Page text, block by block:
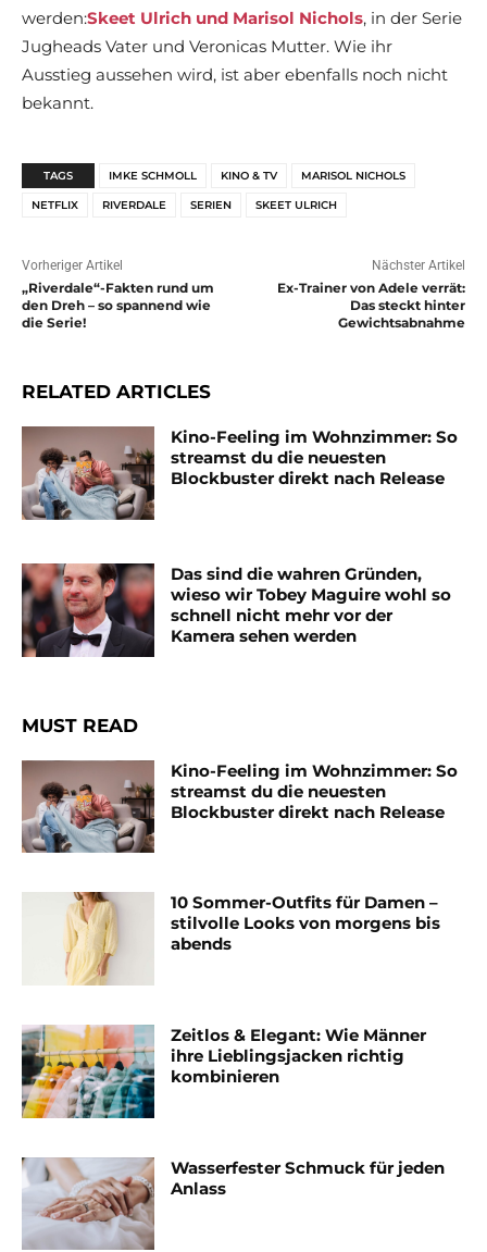
werden:Skeet Ulrich und Marisol Nichols, in der Serie
Jugheads Vater und Veronicas Mutter. Wie ihr
Ausstieg aussehen wird, ist aber ebenfalls noch nicht
bekannt.
TAGS IMKE SCHMOLL KINO & TV MARISOL NICHOLS
NETFLIX RIVERDALE SERIEN SKEET ULRICH
Vorheriger Artikel
„Riverdale“-Fakten rund um
den Dreh – so spannend wie
die Serie!
Nächster Artikel
Ex-Trainer von Adele verrät:
Das steckt hinter
Gewichtsabnahme
RELATED ARTICLES
Kino-Feeling im Wohnzimmer: So
streamst du die neuesten
Blockbuster direkt nach Release
Das sind die wahren Gründen,
wieso wir Tobey Maguire wohl so
schnell nicht mehr vor der
Kamera sehen werden
MUST READ
Kino-Feeling im Wohnzimmer: So
streamst du die neuesten
Blockbuster direkt nach Release
10 Sommer-Outfits für Damen –
stilvolle Looks von morgens bis
abends
Zeitlos & Elegant: Wie Männer
ihre Lieblingsjacken richtig
kombinieren
Wasserfester Schmuck für jeden
Anlass